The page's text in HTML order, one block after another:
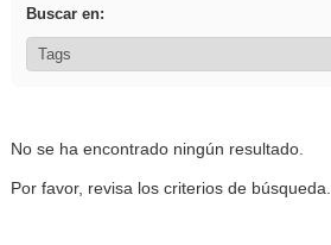
Buscar en:
No se ha encontrado ningún resultado.
Por favor, revisa los criterios de búsqueda.